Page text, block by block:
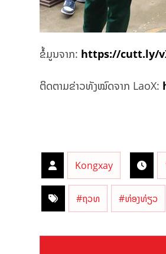
ຂໍ້ມູນຈາກ: https://cutt.ly/
ຕິດຕາມຂ່າວທັງໝົດຈາກ LaoX:
Kongxay
#ຖວທ #ທ່ອງທ່ຽວ